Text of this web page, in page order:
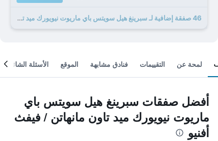
46 صفقة إضافية لـ سبرينغ هيل سويتس باي ماريوت نيويورك ميد تاون مانهاتن / فيفث أفنيو
لمحة عن التقييمات فنادق مشابهة الموقع الأسئلة الشائعة
أفضل صفقات سبرينغ هيل سويتس باي
ماريوت نيويورك ميد تاون مانهاتن / فيفث
أفنيو